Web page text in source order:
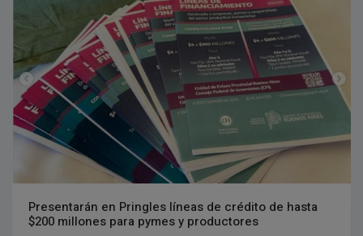
Presentarán en Pringles líneas de crédito de hasta
$200 millones para pymes y productores